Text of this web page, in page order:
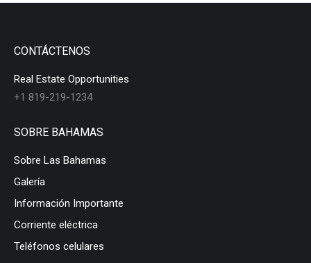
CONTÁCTENOS
Real Estate Opportunities
+1 819-219-1234
SOBRE BAHAMAS
Sobre Las Bahamas
Galería
Información Importante
Corriente eléctrica
Teléfonos celulares